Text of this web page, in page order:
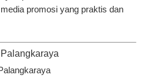
promosi yang praktis dan